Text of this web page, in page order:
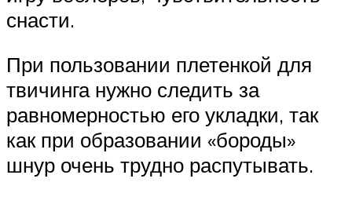
снасти.
При пользовании плетенкой для
твичинга нужно следить за
равномерностью его укладки, так
как при образовании «бороды»
шнур очень трудно распутывать.